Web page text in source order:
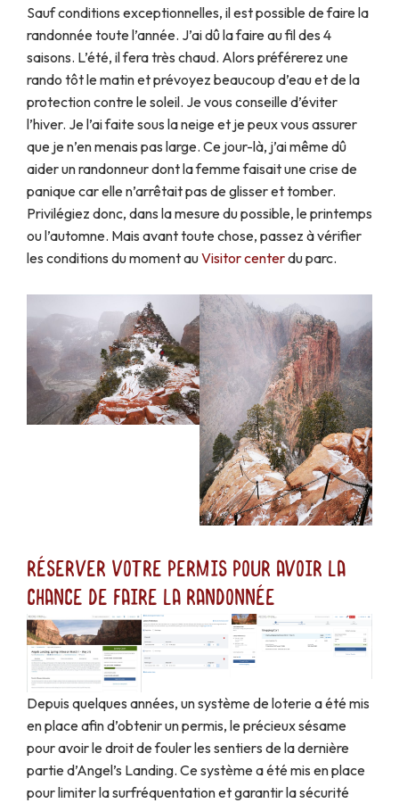
Sauf conditions exceptionnelles, il est possible de faire la
randonnée toute l’année. J’ai dû la faire au fil des 4
saisons. L’été, il fera très chaud. Alors préférerez une
rando tôt le matin et prévoyez beaucoup d’eau et de la
protection contre le soleil. Je vous conseille d’éviter
l’hiver. Je l’ai faite sous la neige et je peux vous assurer
que je n’en menais pas large. Ce jour-là, j’ai même dû
aider un randonneur dont la femme faisait une crise de
panique car elle n’arrêtait pas de glisser et tomber.
Privilégiez donc, dans la mesure du possible, le printemps
ou l’automne. Mais avant toute chose, passez à vérifier
les conditions du moment auVisitor centerdu parc.
Réserver votre permis pour avoir la
chance de faire la randonnée
Depuis quelques années, un système de loterie a été mis
en place afin d’obtenir un permis, le précieux sésame
pour avoir le droit de fouler les sentiers de la dernière
partie d’Angel’s Landing. Ce système a été mis en place
pour limiter la surfréquentation et garantir la sécurité